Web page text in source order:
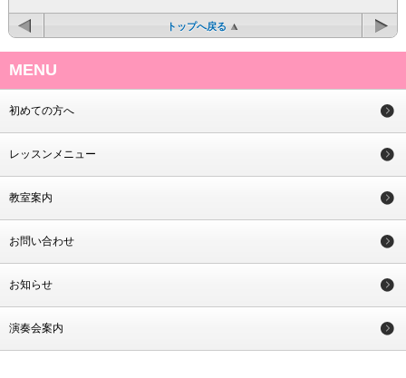
トップへ戻る
MENU
初めての方へ
レッスンメニュー
教室案内
お問い合わせ
お知らせ
演奏会案内